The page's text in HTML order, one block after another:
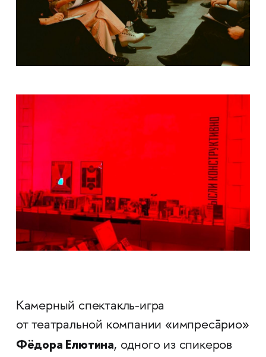
Камерный спектакль-игра
от театральной компании «импресāрио»
Фёдора Елютина, одного из спикеров